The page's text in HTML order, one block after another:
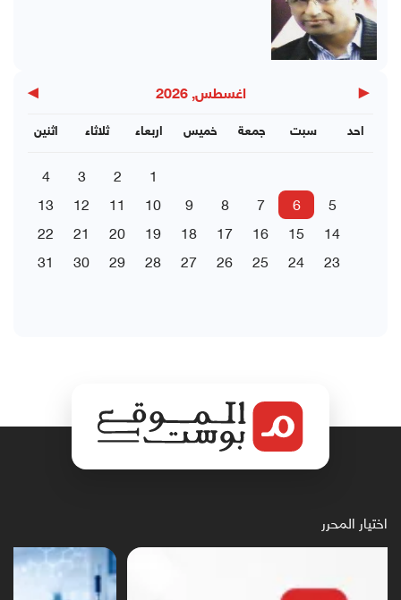
◀ اغسطس, 2026 ▶
اثنين ثلاثاء اربعاء خميس جمعة سبت احد
1
2
3
4
5
6
7
8
9
10
11
12
13
14
15
16
17
18
19
20
21
22
23
24
25
26
27
28
29
30
31
اختيار المحرر